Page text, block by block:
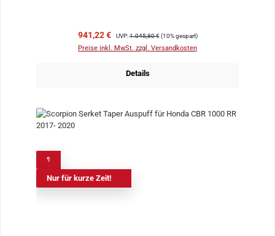
Verkaufspreis:
941,22 € Regulärer Preis:
UVP:1.045,80 € (10% gespart)
Preise inkl. MwSt. zzgl. Versandkosten
Details
Nur für kurze Zeit!